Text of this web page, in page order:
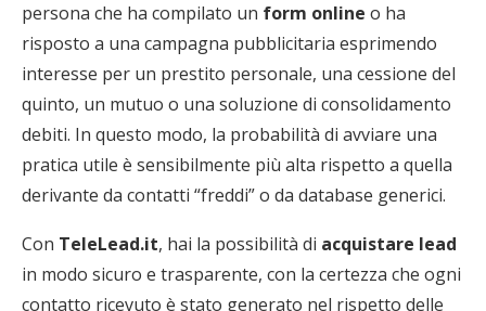
persona che ha compilato un form online o ha
risposto a una campagna pubblicitaria esprimendo
interesse per un prestito personale, una cessione del
quinto, un mutuo o una soluzione di consolidamento
debiti. In questo modo, la probabilità di avviare una
pratica utile è sensibilmente più alta rispetto a quella
derivante da contatti “freddi” o da database generici.
Con TeleLead.it, hai la possibilità di acquistare lead
in modo sicuro e trasparente, con la certezza che ogni
contatto ricevuto è stato generato nel rispetto delle